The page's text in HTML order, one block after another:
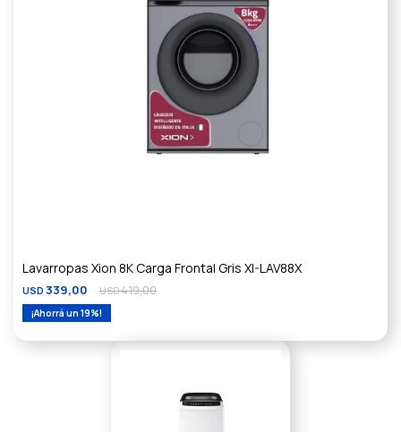
Lavarropas Xion 8K Carga Frontal Gris XI-LAV88X
USD 339,00 USD419,00
19